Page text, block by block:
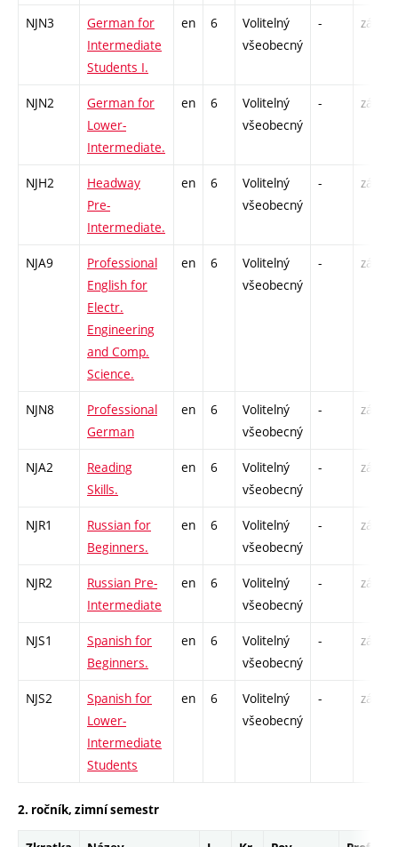
NJN3
German for
Intermediate
Students I.
en 6
Volitelný
všeobecný
- zá,zk
NJN2
German for
Lower-
Intermediate.
en 6
Volitelný
všeobecný
- zá,zk
NJH2
Headway
Pre-
Intermediate.
en 6
Volitelný
všeobecný
- zá,zk
NJA9
Professional
English for
Electr.
Engineering
and Comp.
Science.
en 6
Volitelný
všeobecný
- zá,zk
NJN8
Professional
German
en 6
Volitelný
všeobecný
- zá,zk
NJA2
Reading
Skills.
en 6
Volitelný
všeobecný
- zá,zk
NJR1
Russian for
Beginners.
en 6
Volitelný
všeobecný
- zá,zk
NJR2
Russian Pre-
Intermediate
en 6
Volitelný
všeobecný
- zá,zk
NJS1
Spanish for
Beginners.
en 6
Volitelný
všeobecný
- zá,zk
NJS2
Spanish for
Lower-
Intermediate
Students
en 6
Volitelný
všeobecný
- zá,zk
2. ročník, zimní semestr